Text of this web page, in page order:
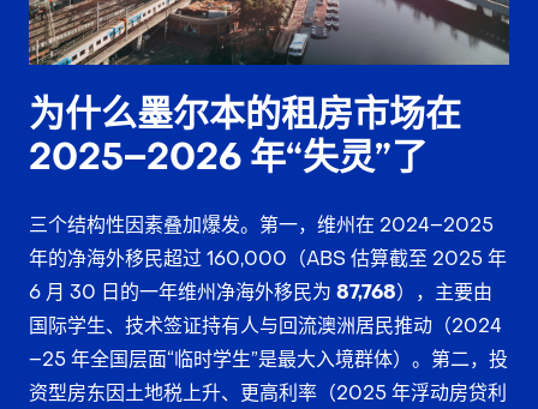
为什么墨尔本的租房市场在
2025–2026 年“失灵”了
三个结构性因素叠加爆发。第一，维州在 2024–2025
年的净海外移民超过 160,000（ABS 估算截至 2025 年
6 月 30 日的一年维州净海外移民为 87,768），主要由
国际学生、技术签证持有人与回流澳洲居民推动（2024
–25 年全国层面“临时学生”是最大入境群体）。第二，投
资型房东因土地税上升、更高利率（2025 年浮动房贷利